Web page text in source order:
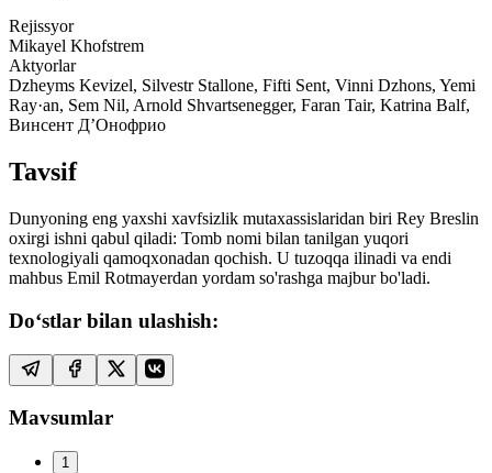
Rejissyor
Mikayel Khofstrem
Aktyorlar
Dzheyms Kevizel, Silvestr Stallone, Fifti Sent, Vinni Dzhons, Yemi
Ray·an, Sem Nil, Arnold Shvartsenegger, Faran Tair, Katrina Balf,
Винсент Д’Онофрио
Tavsif
Dunyoning eng yaxshi xavfsizlik mutaxassislaridan biri Rey Breslin
oxirgi ishni qabul qiladi: Tomb nomi bilan tanilgan yuqori
texnologiyali qamoqxonadan qochish. U tuzoqqa ilinadi va endi
mahbus Emil Rotmayerdan yordam so'rashga majbur bo'ladi.
Do‘stlar bilan ulashish:
Mavsumlar
1